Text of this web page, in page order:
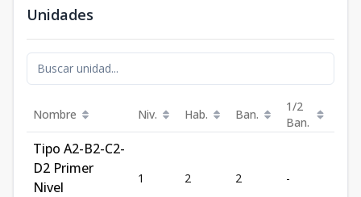
Unidades
Nombre Niv. Hab. Ban.
1/2
Ban.
Tipo A2-B2-C2-
D2 Primer
Nivel
1 2 2 -